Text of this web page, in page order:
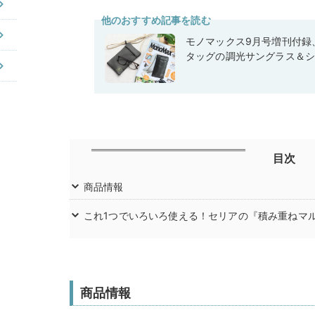
他のおすすめ記事を読む
モノマックス9月号増刊付
タッグの調光サングラス＆
目次
商品情報
これ1つでいろいろ使える！セリアの『積み重ねマ
商品情報